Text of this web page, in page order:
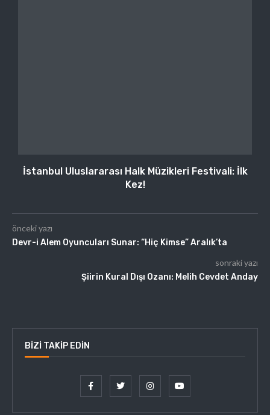
İstanbul Uluslararası Halk Müzikleri Festivali: İlk
Kez!
önceki yazı
Devr-i Alem Oyuncuları Sunar: “Hiç Kimse” Aralık’ta
sonraki yazı
Şiirin Kural Dışı Ozanı: Melih Cevdet Anday
BIZI TAKIP EDIN